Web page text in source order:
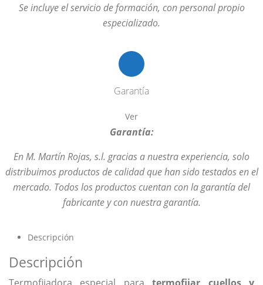
Se incluye el servicio de formación, con personal propio
especializado.
Garantía
Ver
Garantía:
En M. Martín Rojas, s.l. gracias a nuestra experiencia, solo
distribuimos productos de calidad que han sido testados en el
mercado. Todos los productos cuentan con la garantía del
fabricante y con nuestra garantía.
Descripción
Descripción
Termofijadora especial paratermofijar cuellos y